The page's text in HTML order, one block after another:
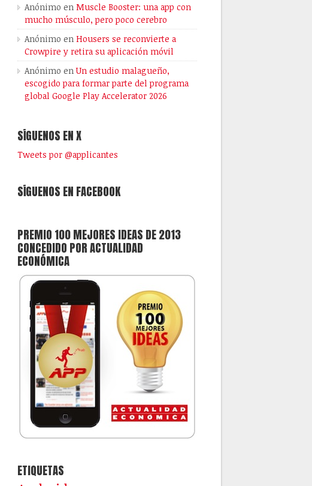
Anónimo en Muscle Booster: una app con
mucho músculo, pero poco cerebro
Anónimo en Housers se reconvierte a
Crowpire y retira su aplicación móvil
Anónimo enUn estudio malagueño,
escogido para formar parte del programa
global Google Play Accelerator 2026
SÍGUENOS EN X
Tweets por @applicantes
SÍGUENOS EN FACEBOOK
PREMIO 100 MEJORES IDEAS DE 2013
CONCEDIDO POR ACTUALIDAD
ECONÓMICA
ETIQUETAS